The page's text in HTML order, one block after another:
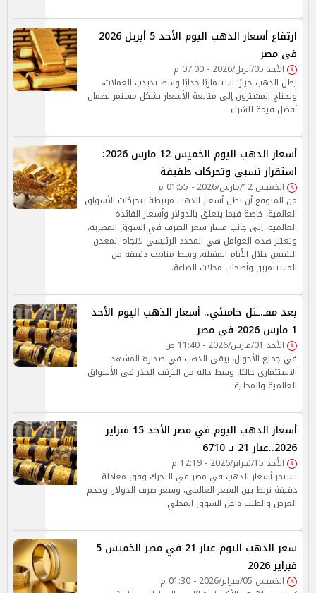
ارتفاع أسعار الذهب اليوم الأحد 5 أبريل 2026
في مصر
الأحد 05/أبريل/2026 - 07:00 م
يظل الذهب خيارًا استثماريًا جذابًا وسط تذبذب العملات،
ويحتاج المشترون إلى متابعة الأسعار بشكل مستمر لضمان
أفضل قيمة للشراء
أسعار الذهب اليوم الخميس 12 مارس 2026:
استقرار نسبي وتحركات طفيفة
الخميس 12/مارس/2026 - 01:55 م
من المتوقع أن تظل أسعار الذهب مرتبطة بتحركات الأسواق
العالمية، خاصة فيما يتعلق بالدولار وأسعار الفائدة
العالمية، إلى جانب مسار سعر الصرف في السوق المصرية،
وتعتبر هذه العوامل هي المحدد الرئيسي لاتجاه المعدن
النفيس خلال الأيام المقبلة، وسط متابعة دقيقة من
المستثمرين وأصحاب محلات الصاغة.
بعد مقـ.ـتل خامنئي.. أسعار الذهب اليوم الأحد
1 مارس 2026 في مصر
الأحد 01/مارس/2026 - 11:40 ص
في جميع الأحوال، يبقى الذهب في صدارة المشهد
الاستثماري حاليًا، وسط حالة من الترقب الحذر في الأسواق
العالمية والمحلية.
أسعار الذهب اليوم في مصر الأحد 15 فبراير
2026..عيار 21 بـ 6710
الأحد 15/فبراير/2026 - 12:19 م
تستمر أسعار الذهب في مصر في التحرك وفق معادلة
دقيقة تربط بين السعر العالمي، وسعر صرف الدولار، وحجم
العرض والطلب داخل السوق المحلي.
سعر الذهب اليوم عيار 21 في مصر الخميس 5
فبراير 2026
الخميس 05/فبراير/2026 - 01:30 م